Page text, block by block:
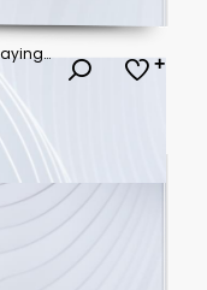
Futuristic city hologram projection displaying urban planning and infrastructure